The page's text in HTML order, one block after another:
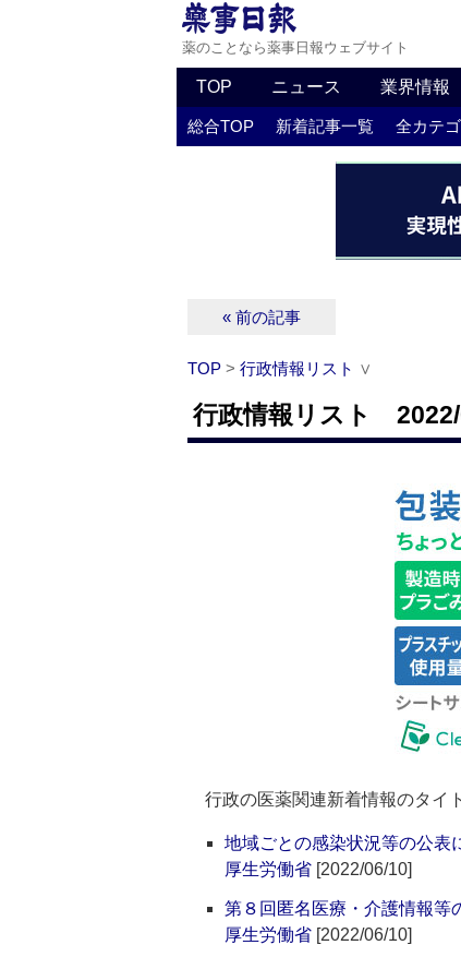
薬のことなら薬事日報ウェブサイト
TOP ニュース 業界情報
総合TOP 新着記事一覧 全カテ
« 前の記事
TOP > 行政情報リスト ∨
行政情報リスト
行政の医薬関連新着情報のタイ
地域ごとの感染状況等の公表
厚生労働省 [2022/06/10]
第８回匿名医療・介護情報等
厚生労働省 [2022/06/10]